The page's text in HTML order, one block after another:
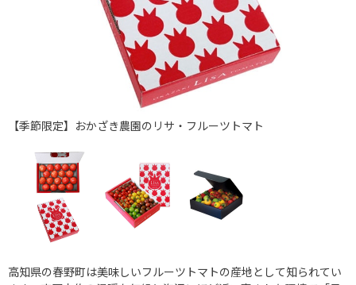
【季節限定】おかざき農園のリサ・フルーツトマト
高知県の春野町は美味しいフルーツトマトの産地として知られてい